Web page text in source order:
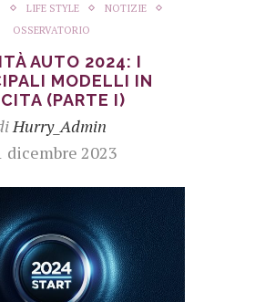
LIFE STYLE
NOTIZIE
OSSERVATORIO
AUTO 2024: I
MODELLI IN
(PARTE I)
Hurry_Admin
dicembre 2023